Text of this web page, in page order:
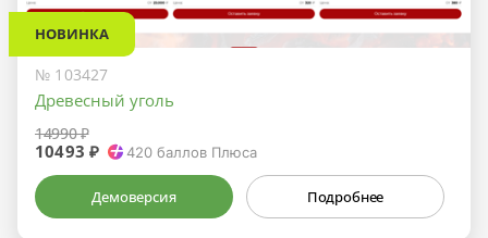
НОВИНКА
№ 103427
Древесный уголь
14990 ₽
10493 ₽ 420 баллов Плюса
Демоверсия Подробнее